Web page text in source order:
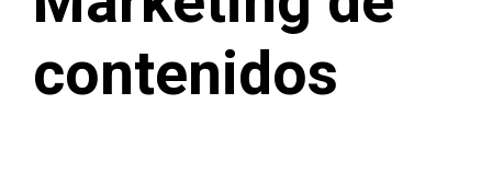
contenidos